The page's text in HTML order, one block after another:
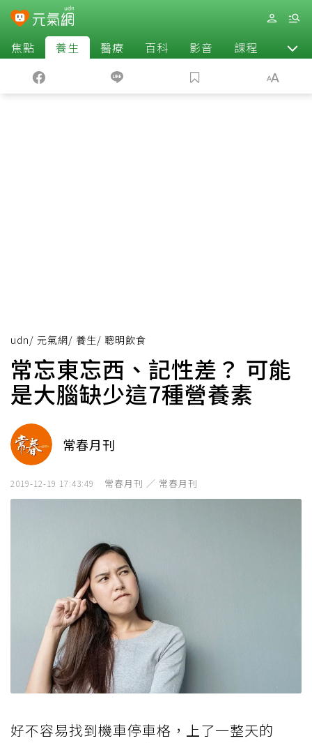
焦點 養生 醫療 百科 影音 課程 退休
udn/ 元氣網/ 養生/ 聰明飲食
常忘東忘西、記性差？ 可能
是大腦缺少這7種營養素
常春月刊
2019-12-19 17:43:49 常春月刊 ／ 常春月刊
好不容易找到機車停車格，上了一整天的